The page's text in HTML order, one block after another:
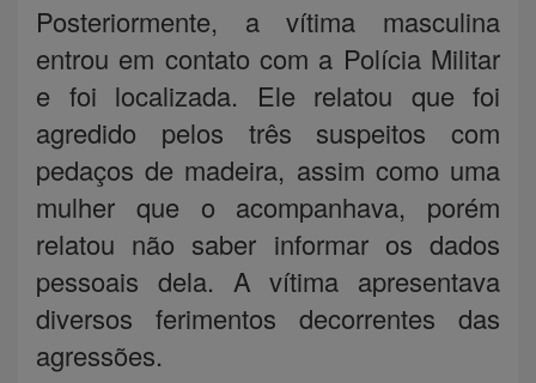
Posteriormente, a vítima masculina
entrou em contato com a Polícia Militar
e foi localizada. Ele relatou que foi
agredido pelos três suspeitos com
pedaços de madeira, assim como uma
mulher que o acompanhava, porém
relatou não saber informar os dados
pessoais dela. A vítima apresentava
diversos ferimentos decorrentes das
agressões.